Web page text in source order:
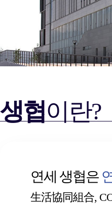
생협이란?
연세 생협은
生活協同組合,